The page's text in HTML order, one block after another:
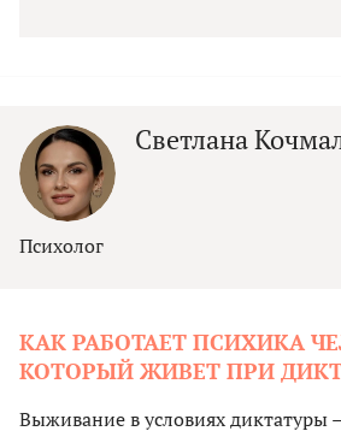
Светлана
Психолог
КАК РАБОТАЕТ ПСИХИКА
КОТОРЫЙ ЖИВЕТ ПРИ
Выживание в условиях диктатуры